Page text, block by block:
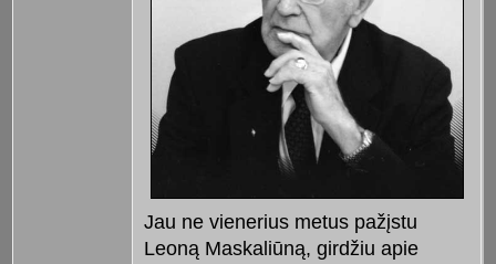
Jau ne vienerius metus pažįstu
Leoną Maskaliūną, girdžiu apie